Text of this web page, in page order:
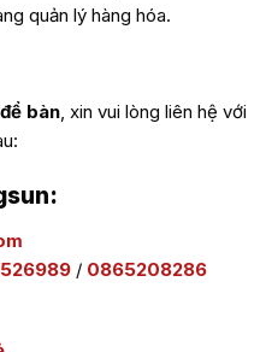
quản lý hàng hóa.
bàn, xin vui lòng liên hệ với
/ 0865208286